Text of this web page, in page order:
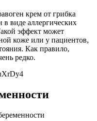
крем от грибка
виде аллергических
эффект может
коже или у пациентов,
Как правило,
редко.